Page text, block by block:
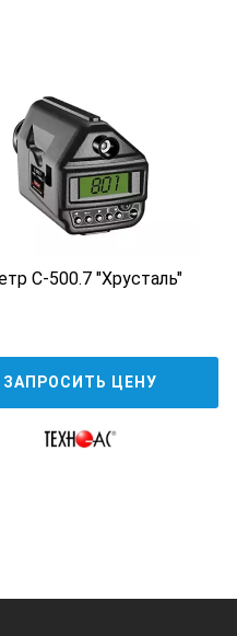
инфракрасного
поставки могут быть
C-500.7 "Хрусталь"
ЗАПРОСИТЬ ЦЕНУ